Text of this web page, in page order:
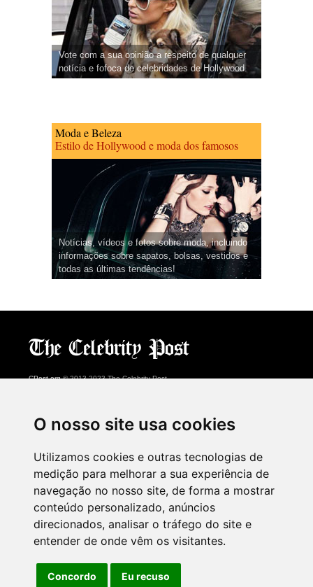
O nosso site usa cookies
Utilizamos cookies e outras tecnologias de
medição para melhorar a sua experiência de
navegação no nosso site, de forma a mostrar
conteúdo personalizado, anúncios
direcionados, analisar o tráfego do site e
entender de onde vêm os visitantes.
Concordo Eu recuso
Vote com a sua opinião a respeito de qualquer
notícia e fofoca de celebridades de Hollywood.
Moda e Beleza
Estilo de Hollywood e moda dos famosos
Notícias, vídeos e fotos sobre moda, incluindo
informações sobre sapatos, bolsas, vestidos e
todas as últimas tendências!
CPost.org© 2013-2023 The Celebrity Post.
About Us
Advertising
Contact Us
Follow us on
Watch us onYouTube